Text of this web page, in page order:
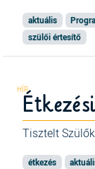
aktuális
szülői értesítő
Tisztelt
étkezés